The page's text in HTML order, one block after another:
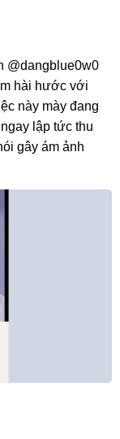
@dangblue0w0
hài hước với
này mày đang
lập tức thu
gây ám ảnh